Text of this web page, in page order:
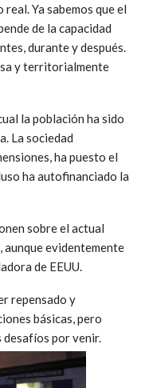
Ya sabemos que el
de la capacidad
durante y después.
y territorialmente
la población ha sido
La sociedad
ha puesto el
ha autofinanciado la
sobre el actual
evidentemente
de EEUU.
repensado y
básicas, pero
desafíos por venir.